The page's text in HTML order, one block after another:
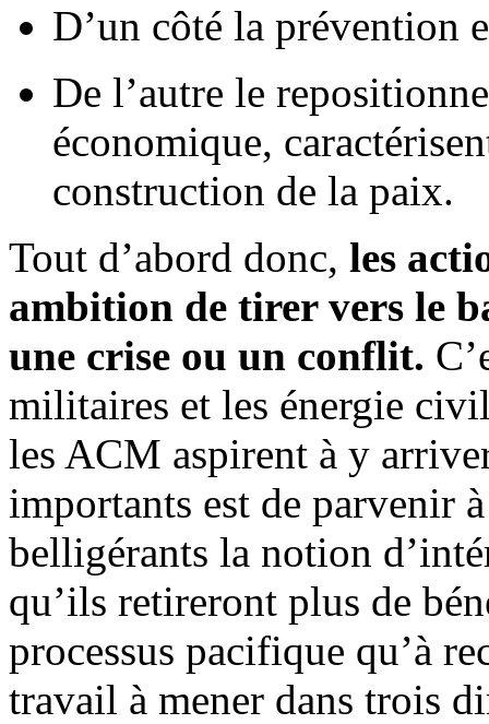
D’un côté la prévention
De l’autre le
économique,
construction de la paix.
Tout d’abord donc, les
ambition de tirer vers le
une crise ou un conflit.
militaires et les énergie
les ACM aspirent à y
importants est de parvenir
belligérants la notion
qu’ils retireront plus de
processus pacifique qu’à
travail à mener dans trois